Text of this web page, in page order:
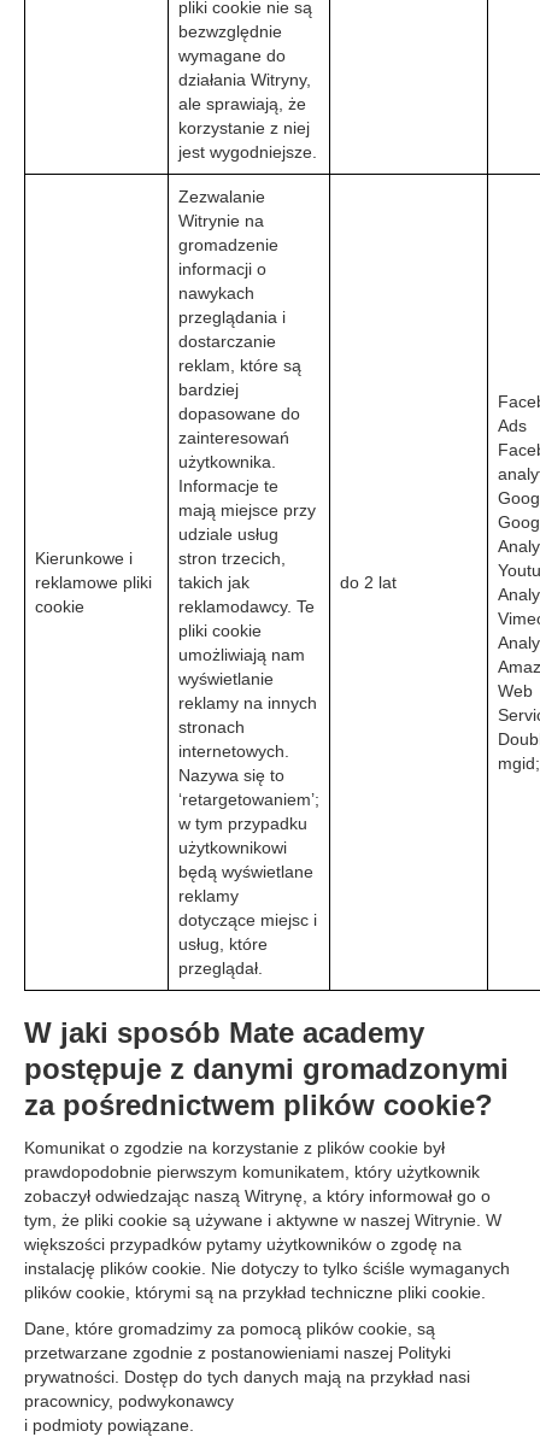
pliki cookie nie są
bezwzględnie
wymagane do
działania Witryny,
ale sprawiają, że
korzystanie z niej
jest wygodniejsze.
Kierunkowe i
reklamowe pliki
cookie
Zezwalanie
Witrynie na
gromadzenie
informacji o
nawykach
przeglądania i
dostarczanie
reklam, które są
bardziej
dopasowane do
zainteresowań
użytkownika.
Informacje te
mają miejsce przy
udziale usług
stron trzecich,
takich jak
reklamodawcy. Te
pliki cookie
umożliwiają nam
wyświetlanie
reklamy na innych
stronach
internetowych.
Nazywa się to
‘retargetowaniem’;
w tym przypadku
użytkownikowi
będą wyświetlane
reklamy
dotyczące miejsc i
usług, które
przeglądał.
do 2 lat
Ads
Web
mgid;
W jaki sposób Mate academy
postępuje z danymi gromadzonymi
za pośrednictwem plików cookie?
Komunikat o zgodzie na korzystanie z plików cookie był
prawdopodobnie pierwszym komunikatem, który użytkownik
zobaczył odwiedzając naszą Witrynę, a który informował go o
tym, że pliki cookie są używane i aktywne w naszej Witrynie. W
większości przypadków pytamy użytkowników o zgodę na
instalację plików cookie. Nie dotyczy to tylko ściśle wymaganych
plików cookie, którymi są na przykład techniczne pliki cookie.
Dane, które gromadzimy za pomocą plików cookie, są
przetwarzane zgodnie z postanowieniami naszej Polityki
prywatności. Dostęp do tych danych mają na przykład nasi
pracownicy, podwykonawcy
i podmioty powiązane.